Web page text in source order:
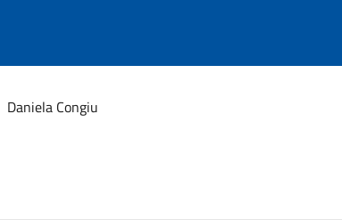
Daniela Congiu